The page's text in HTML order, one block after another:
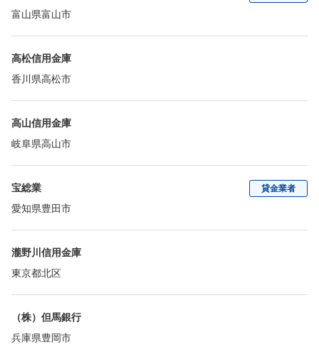
富山県富山市
高松信用金庫
香川県高松市
高山信用金庫
岐阜県高山市
宝総業
愛知県豊田市
貸金業者
瀧野川信用金庫
東京都北区
（株）但馬銀行
兵庫県豊岡市